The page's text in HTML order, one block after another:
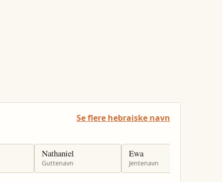
Se flere hebraiske navn
Nathaniel
Guttenavn
Ewa
Jentenavn